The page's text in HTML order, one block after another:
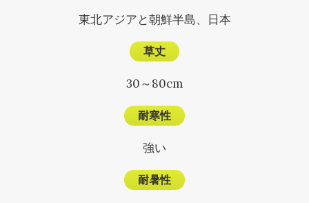
東北アジアと朝鮮半島、日本
草丈
30～80cm
耐寒性
強い
耐暑性